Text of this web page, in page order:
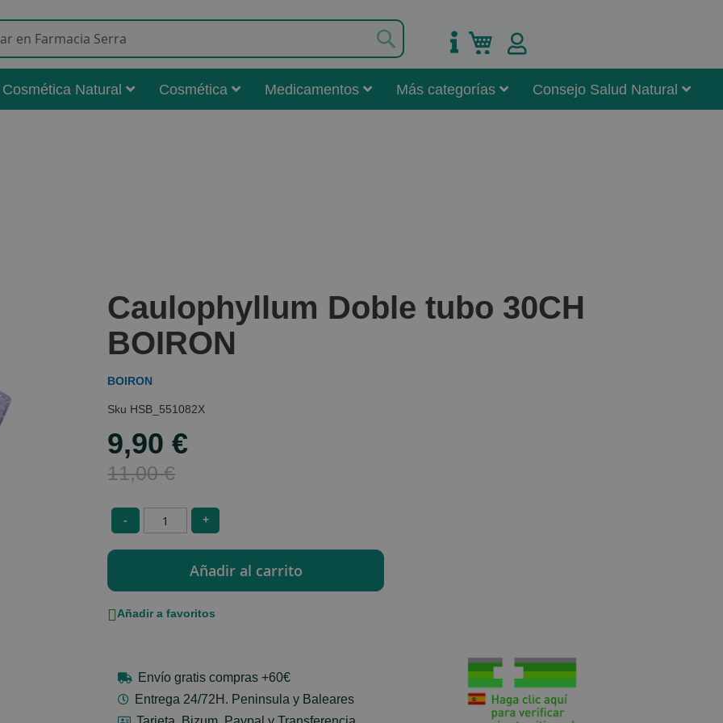
Mi carrito
Cosmética Natural Cosmética Medicamentos Más categorías Consejo Salud Natural
Caulophyllum Doble tubo 30CH
BOIRON
BOIRON
HSB_551082X
Special
Price
9,90 €
11,00 €
- +
Añadir a favoritos
Envío gratis compras +60€
Entrega 24/72H. Peninsula y Baleares